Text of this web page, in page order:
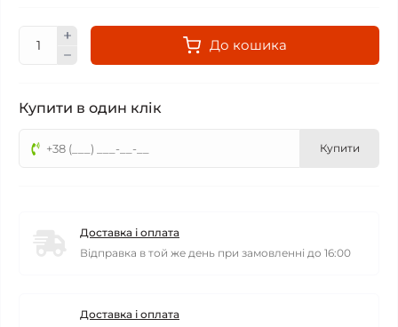
До кошика
Купити в один клік
Купити
Доставка і оплата
Відправка в той же день при замовленні до 16:00
Доставка і оплата